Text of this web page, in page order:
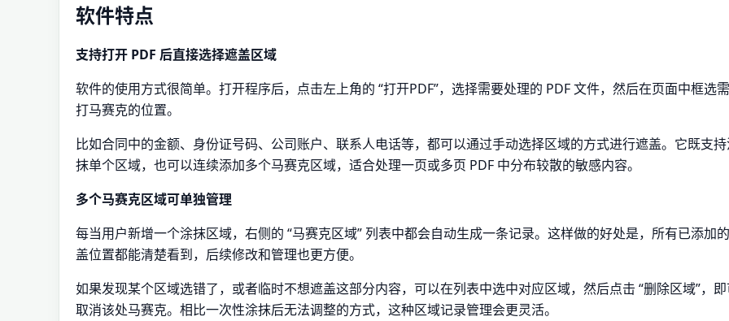
软件特点
支持打开 PDF 后直接选择遮盖区域
软件的使用方式很简单。打开程序后，点击左上角的 “打开PDF”，选择需要处理的 PDF 文件，然后在页面中框选
打马赛克的位置。
比如合同中的金额、身份证号码、公司账户、联系人电话等，都可以通过手动选择区域的方式进行遮盖。它既支
抹单个区域，也可以连续添加多个马赛克区域，适合处理一页或多页 PDF 中分布较散的敏感内容。
多个马赛克区域可单独管理
每当用户新增一个涂抹区域，右侧的 “马赛克区域” 列表中都会自动生成一条记录。这样做的好处是，所有已添加
盖位置都能清楚看到，后续修改和管理也更方便。
如果发现某个区域选错了，或者临时不想遮盖这部分内容，可以在列表中选中对应区域，然后点击 “删除区域”，
取消该处马赛克。相比一次性涂抹后无法调整的方式，这种区域记录管理会更灵活。